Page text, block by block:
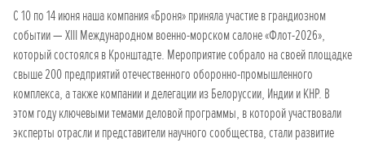
С 10 по 14 июня наша компания «Броня» приняла участие в грандиозном
событии — XIII Международном военно-морском салоне «Флот-2026»,
который состоялся в Кронштадте. Мероприятие собрало на своей площадке
свыше 200 предприятий отечественного оборонно-промышленного
комплекса, а также компании и делегации из Белоруссии, Индии и КНР. В
этом году ключевыми темами деловой программы, в которой участвовали
эксперты отрасли и представители научного сообщества, стали развитие